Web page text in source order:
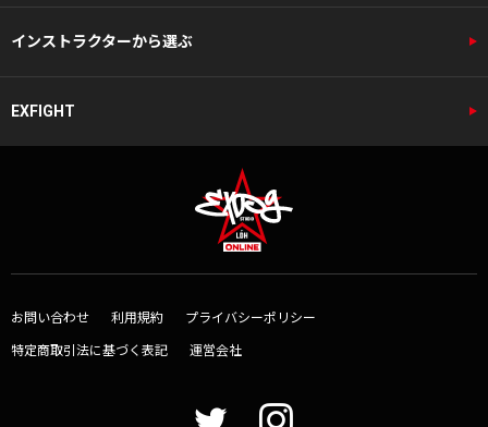
インストラクターから選ぶ
EXFIGHT
お問い合わせ 利用規約 プライバシーポリシー
特定商取引法に基づく表記 運営会社